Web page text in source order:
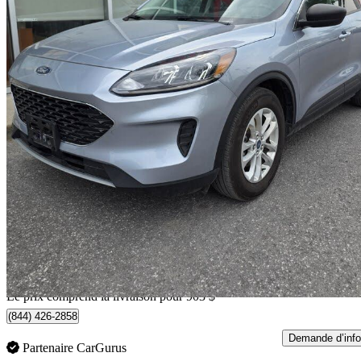
2022 Ford Escape Hybrid
SE FWD65 587 km
20 688 $ Bonne
363 $/mois env.
Livraison à domicile de Ottawa, ON
Le prix comprend la livraison pour 903 $
(844) 426-2858
Partenaire CarGurus
Demande d’info